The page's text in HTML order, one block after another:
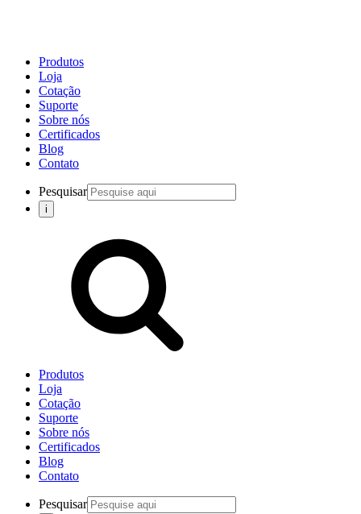
Produtos
Loja
Cotação
Suporte
Sobre nós
Certificados
Blog
Contato
Pesquisar
Produtos
Loja
Cotação
Suporte
Sobre nós
Certificados
Blog
Contato
Pesquisar